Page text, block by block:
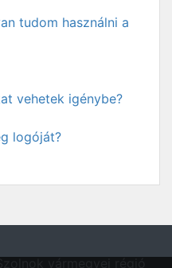
tudom használni a
vehetek igénybe?
logóját?